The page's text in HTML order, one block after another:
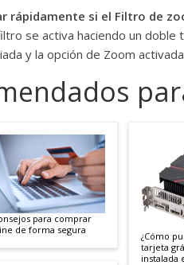
rápidamente si el Filtro de
se activa haciendo un
y la opción de Zoom
para comprar
de forma segura
¿Cómo
tarjeta
instalada